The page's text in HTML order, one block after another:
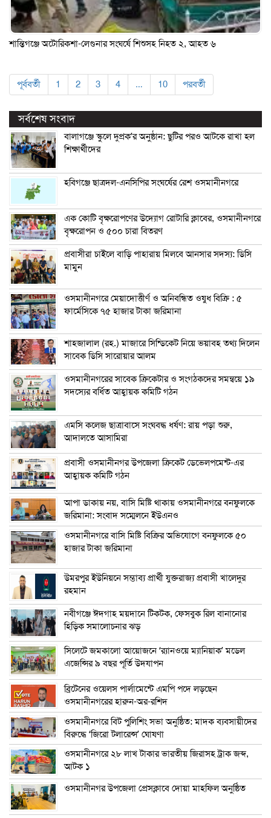
শান্তিগঞ্জে অটোরিকশা-লেগুনার সংঘর্ষে শিশুসহ নিহত ২, আহত ৬
পূর্ববর্তী 1 2 3 4 … 10 পরবর্তী
সর্বশেষ সংবাদ
বালাগঞ্জে স্কুলে দুপ্রক’র অনুষ্ঠান: ছুটির পরও আটকে রাখা হল
শিক্ষার্থীদের
হবিগঞ্জে ছাত্রদল-এনসিপির সংঘর্ষের রেশ ওসমানীনগরে
এক কোটি বৃক্ষরোপণের উদ্যোগ রোটারি ক্লাবের, ওসমানীনগরে
বৃক্ষরোপন ও ৫০০ চারা বিতরণ
প্রবাসীরা চাইলে বাড়ি পাহারায় মিলবে আনসার সদস্য: ডিসি
মামুন
ওসমানীনগরে মেয়াদোত্তীর্ণ ও অনিবন্ধিত ওষুধ বিক্রি : ৫
ফার্মেসিকে ৭৫ হাজার টাকা জরিমানা
শাহজালাল (রহ.) মাজারে সিন্ডিকেট নিয়ে ভয়াবহ তথ্য দিলেন
সাবেক ডিসি সারোয়ার আলম
ওসমানীনগরের সাবেক ক্রিকেটার ও সংগঠকদের সমন্বয়ে ১৯
সদস্যের বর্ধিত আহ্বায়ক কমিটি গঠন
এম‌সি কলেজ ছাত্রাবাসে সংঘবদ্ধ ধর্ষণ: রায় পড়া শুরু,
আদালতে আসামিরা
প্রবাসী ওসমানীনগর উপজেলা ক্রিকেট ডেভেলপমেন্ট-এর
আহ্বায়ক কমিটি গঠন
আপা ডাকায় নয়, বাসি মিষ্টি থাকায় ওসমানীনগরে বনফুলকে
জরিমানা: সংবাদ সম্মেলনে ইউএনও
ওসমানীনগরে বাসি মিষ্টি বিক্রির অভিযোগে বনফুলকে ৫০
হাজার টাকা জরিমানা
উমরপুর ইউনিয়নে সম্ভাব্য প্রার্থী যুক্তরাজ্য প্রবাসী খালেদুর
রহমান
নবীগঞ্জে ঈদগাহ ময়দানে টিকটক, ফেসবুক রিল বানানোর
হিড়িক সমালোচনার ঝড়
সিলেটে জমকালো আয়োজনে ‘র‍্যানওয়ে ম্যানিয়াক’ মডেল
এজেন্সির ৯ বছর পূর্তি উদযাপন
ব্রিটেনের ওয়েলস পার্লামেন্টে এমপি পদে লড়ছেন
ওসমানীনগরের হারুন-অর-রশিদ
ওসমানীনগরে বিট পুলিশিং সভা অনুষ্ঠিত: মাদক ব্যবসায়ীদের
বিরুদ্ধে ‘জিরো টলারেন্স’ ঘোষণা
ওসমানীনগরে ২৮ লাখ টাকার ভারতীয় জিরাসহ ট্রাক জব্দ,
আটক ১
ওসমানীনগর উপজেলা প্রেসক্লাবে দোয়া মাহফিল অনুষ্ঠিত